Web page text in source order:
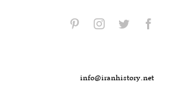
facebook
twitter
instagram
info@iranhistory.net